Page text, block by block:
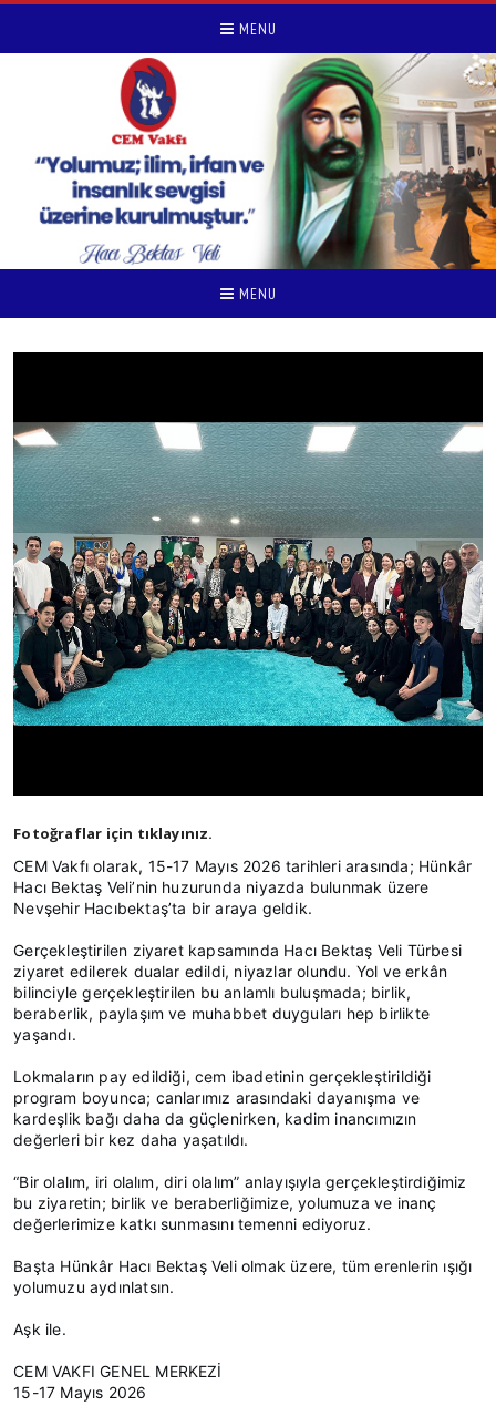
MENU
MENU
Fotoğraflar için tıklayınız.
CEM Vakfı olarak, 15-17 Mayıs 2026 tarihleri arasında; Hünkâr
Hacı Bektaş Veli’nin huzurunda niyazda bulunmak üzere
Nevşehir Hacıbektaş’ta bir araya geldik.
Gerçekleştirilen ziyaret kapsamında Hacı Bektaş Veli Türbesi
ziyaret edilerek dualar edildi, niyazlar olundu. Yol ve erkân
bilinciyle gerçekleştirilen bu anlamlı buluşmada; birlik,
beraberlik, paylaşım ve muhabbet duyguları hep birlikte
yaşandı.
Lokmaların pay edildiği, cem ibadetinin gerçekleştirildiği
program boyunca; canlarımız arasındaki dayanışma ve
kardeşlik bağı daha da güçlenirken, kadim inancımızın
değerleri bir kez daha yaşatıldı.
“Bir olalım, iri olalım, diri olalım” anlayışıyla gerçekleştirdiğimiz
bu ziyaretin; birlik ve beraberliğimize, yolumuza ve inanç
değerlerimize katkı sunmasını temenni ediyoruz.
Başta Hünkâr Hacı Bektaş Veli olmak üzere, tüm erenlerin ışığı
yolumuzu aydınlatsın.
Aşk ile.
CEM VAKFI GENEL MERKEZİ
15-17 Mayıs 2026